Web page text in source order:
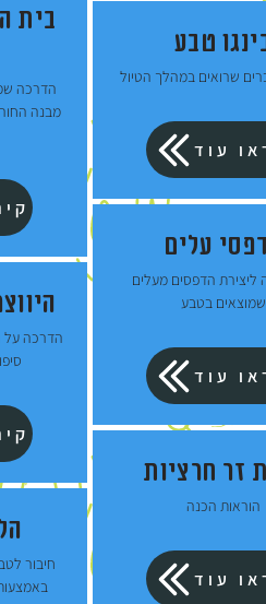
טבע
שרואים במהלך הטיול
עוד
עלים
ליצירת הדפסים מעלים
שמוצאים בטבע
עוד
זר חרציות
הוראות הכנה
עוד
בית
הדרכה
מבנה
הדרכה על
חיבור